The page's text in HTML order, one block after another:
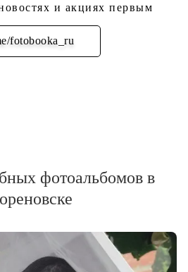
и акциях первым
fotobooka_ru
фотоальбомов в